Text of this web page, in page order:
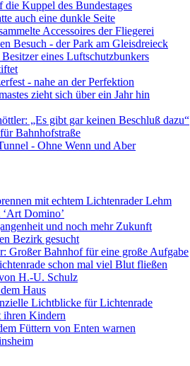
die Kuppel des Bundestages
auch eine dunkle Seite
Accessoires der Fliegerei
Besuch - der Park am Gleisdreieck
eines Luftschutzbunkers
- nahe an der Perfektion
zieht sich über ein Jahr hin
„Es gibt gar keinen Beschluß dazu“
Bahnhofstraße
- Ohne Wenn und Aber
mit echtem Lichtenrader Lehm
Domino’
und noch mehr Zukunft
Bezirk gesucht
Großer Bahnhof für eine große Aufgabe
schon mal viel Blut fließen
H.-U. Schulz
Haus
Lichtblicke für Lichtenrade
ihren Kindern
Füttern von Enten warnen